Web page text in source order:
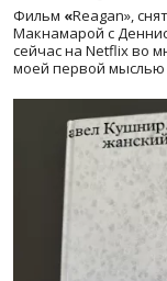
Фильм «Reagan»,
Макнамарой с
сейчас на Netflix во
моей первой мыслью